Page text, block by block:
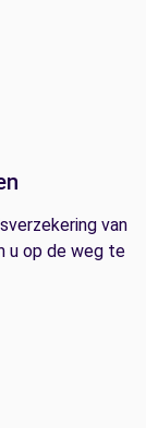
van
u op de weg te